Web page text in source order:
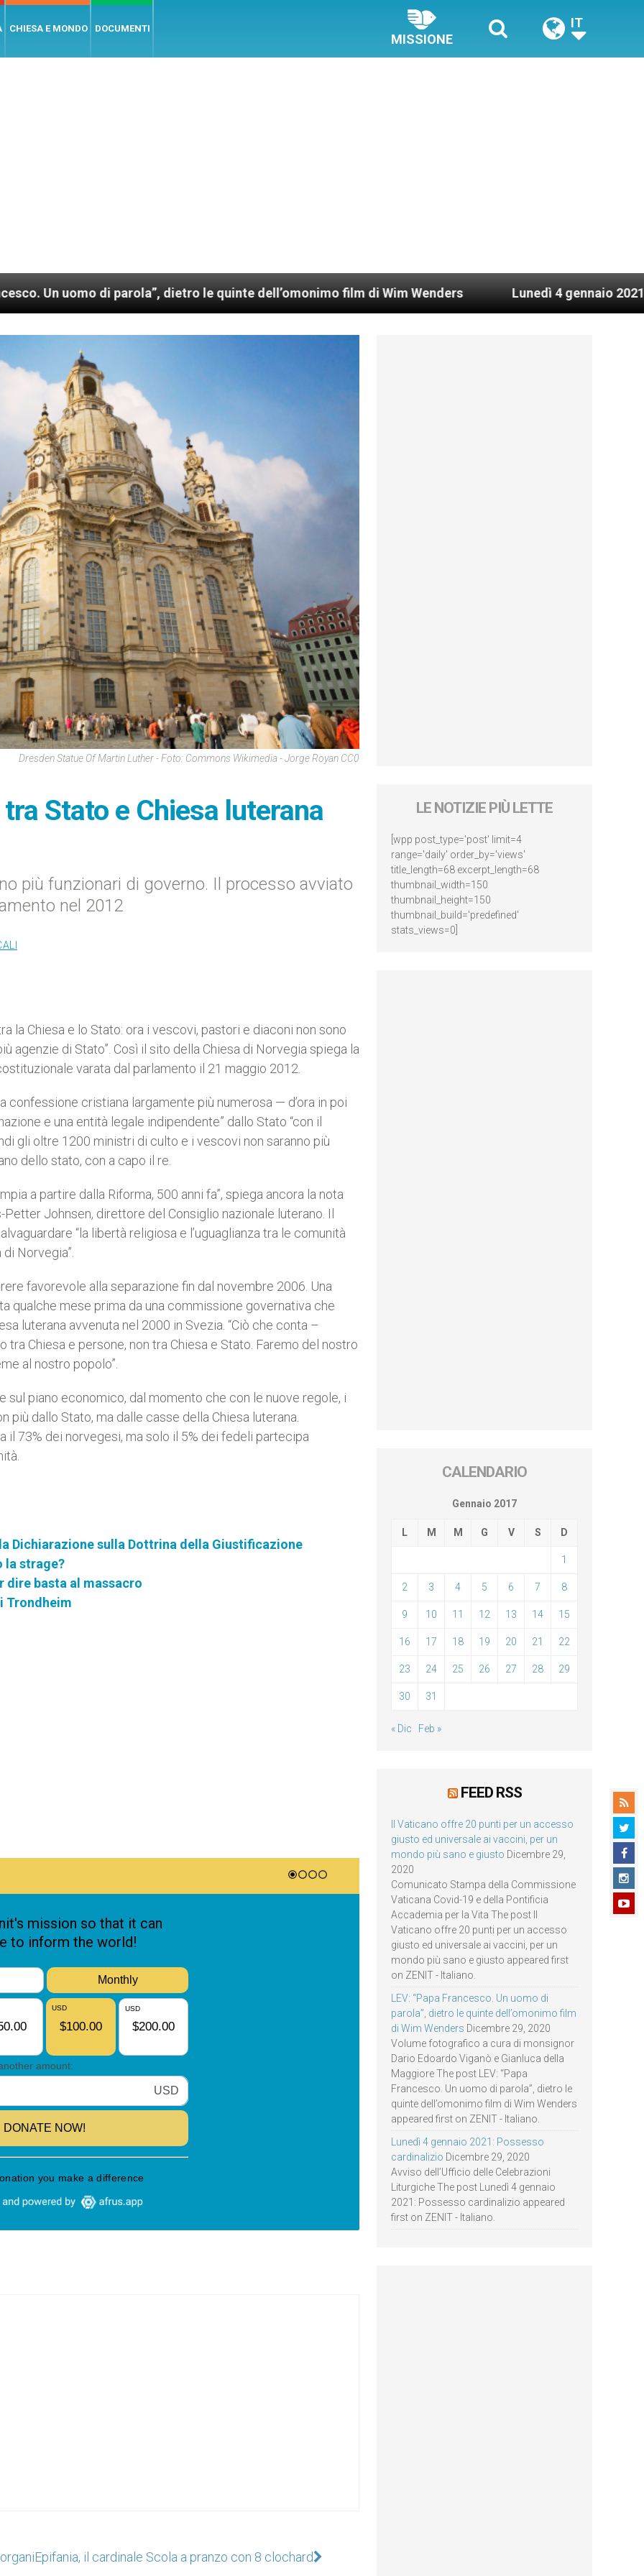
CHIESA E MONDO DOCUMENTI
MISSIONE
IT
di parola”, dietro le quinte dell’omonimo film di Wim Wenders Lunedì 4 gennaio 2021: Possesso
Dresden Statue Of Martin Luther - Foto: Commons Wikimedia - Jorge Royan CC0
Stato e Chiesa luterana
più funzionari di governo. Il processo avviato
nel 2012
la Chiesa e lo Stato: ora i vescovi, pastori e diaconi non sono
agenzie di Stato”. Così il sito della Chiesa di Norvegia spiega la
varata dal parlamento il 21 maggio 2012.
confessione cristiana largamente più numerosa — d’ora in poi
e una entità legale indipendente” dallo Stato “con il
gli oltre 1200 ministri di culto e i vescovi non saranno più
dello stato, con a capo il re.
a partire dalla Riforma, 500 anni fa”, spiega ancora la nota
Petter Johnsen, direttore del Consiglio nazionale luterano. Il
“la libertà religiosa e l’uguaglianza tra le comunità
Norvegia”.
favorevole alla separazione fin dal novembre 2006. Una
qualche mese prima da una commissione governativa che
luterana avvenuta nel 2000 in Svezia. “Ciò che conta –
Chiesa e persone, non tra Chiesa e Stato. Faremo del nostro
al nostro popolo”.
piano economico, dal momento che con le nuove regole, i
dallo Stato, ma dalle casse della Chiesa luterana.
il 73% dei norvegesi, ma solo il 5% dei fedeli partecipa
Dichiarazione sulla Dottrina della Giustificazione
la strage?
dire basta al massacro
Trondheim
Epifania, il cardinale Scola a pranzo con 8 clochard
LE NOTIZIE PIÙ LETTE
[wpp post_type='post' limit=4
range='daily' order_by='views'
title_length=68 excerpt_length=68
thumbnail_width=150
thumbnail_height=150
thumbnail_build='predefined'
stats_views=0]
CALENDARIO
Gennaio 2017
L M M G V S D
1
2 3 4 5 6 7 8
9 10 11 12 13 14 15
16 17 18 19 20 21 22
23 24 25 26 27 28 29
30 31
« Dic Feb »
FEED RSS
Il Vaticano offre 20 punti per un accesso
giusto ed universale ai vaccini, per un
mondo più sano e giusto Dicembre 29,
2020
Comunicato Stampa della Commissione
Vaticana Covid-19 e della Pontificia
Accademia per la Vita The post Il
Vaticano offre 20 punti per un accesso
giusto ed universale ai vaccini, per un
mondo più sano e giusto appeared first
on ZENIT - Italiano.
LEV: “Papa Francesco. Un uomo di
parola”, dietro le quinte dell’omonimo film
di Wim Wenders Dicembre 29, 2020
Volume fotografico a cura di monsignor
Dario Edoardo Viganò e Gianluca della
Maggiore The post LEV: “Papa
Francesco. Un uomo di parola”, dietro le
quinte dell’omonimo film di Wim Wenders
appeared first on ZENIT - Italiano.
Lunedì 4 gennaio 2021: Possesso
cardinalizio Dicembre 29, 2020
Avviso dell’Ufficio delle Celebrazioni
Liturgiche The post Lunedì 4 gennaio
2021: Possesso cardinalizio appeared
first on ZENIT - Italiano.